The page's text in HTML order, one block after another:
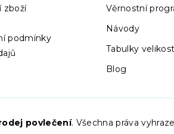
zboží
podmínky
Věrnostní
Návody
Tabulky
Blog
povlečení. Všechna práva